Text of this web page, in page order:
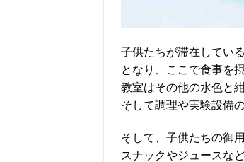
子供たちが滞在してい
となり、ここで食事を
教室はその他の水色と
そして調理や実験設備
そして、子供たちの御
スナックやジュースな